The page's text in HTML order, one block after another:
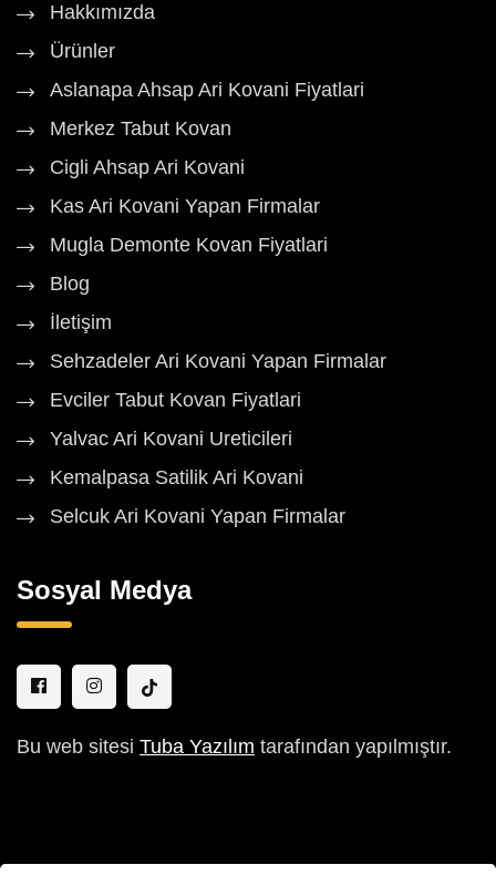
Hakkımızda
Ürünler
Aslanapa Ahsap Ari Kovani Fiyatlari
Merkez Tabut Kovan
Cigli Ahsap Ari Kovani
Kas Ari Kovani Yapan Firmalar
Mugla Demonte Kovan Fiyatlari
Blog
İletişim
Sehzadeler Ari Kovani Yapan Firmalar
Evciler Tabut Kovan Fiyatlari
Yalvac Ari Kovani Ureticileri
Kemalpasa Satilik Ari Kovani
Selcuk Ari Kovani Yapan Firmalar
Sosyal Medya
Bu web sitesi Tuba Yazılım tarafından yapılmıştır.